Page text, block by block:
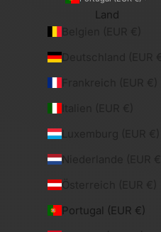
Land
Portugal (EUR €)